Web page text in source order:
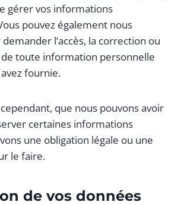
gérer vos informations
pouvez également nous
l’accès, la correction ou
toute information personnelle
fournie.
que nous pouvons avoir
certaines informations
une obligation légale ou une
le faire.
de vos données